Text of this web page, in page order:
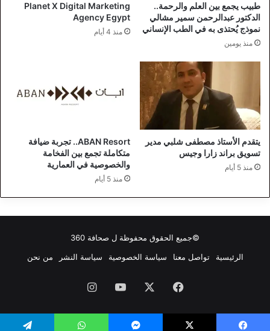
طبيب يجمع بين العلم والرحمة..
الدكتور عبدالرحمن سمير مشالي
نموذج يُحتذى به في الطب الإنساني
منذ يومين
Planet X Digital Marketing
Agency Egypt
منذ 4 أيام
يتقدم الأستاذ مصطفى شلبي مدير
تسويق براند زارا وجيس
منذ 5 أيام
ABAN Resort.. تجربة ضيافة
متكاملة تجمع بين الفخامة
والخصوصية في العمارية
منذ 5 أيام
©جميع الحقوق محفوظة ل صحافة 360
الرئيسية
تواصل معنا سياسة الخصوصية سياسة النشر من نحن
فيسبوك ‫YouTube